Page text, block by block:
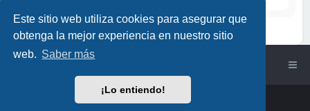
Este sitio web utiliza cookies para asegurar que
obtenga la mejor experiencia en nuestro sitio
web. Saber más
¡Lo entiendo!
phpBB
PlanetStyles